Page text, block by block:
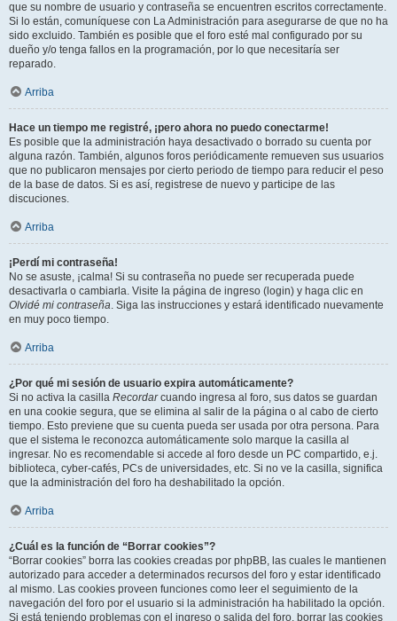
que su nombre de usuario y contraseña se encuentren escritos correctamente.
Si lo están, comuníquese con La Administración para asegurarse de que no ha
sido excluido. También es posible que el foro esté mal configurado por su
dueño y/o tenga fallos en la programación, por lo que necesitaría ser
reparado.
Arriba
Hace un tiempo me registré, ¡pero ahora no puedo conectarme!
Es posible que la administración haya desactivado o borrado su cuenta por
alguna razón. También, algunos foros periódicamente remueven sus usuarios
que no publicaron mensajes por cierto periodo de tiempo para reducir el peso
de la base de datos. Si es así, registrese de nuevo y participe de las
discuciones.
Arriba
¡Perdí mi contraseña!
No se asuste, ¡calma! Si su contraseña no puede ser recuperada puede
desactivarla o cambiarla. Visite la página de ingreso (login) y haga clic en
Olvidé mi contraseña. Siga las instrucciones y estará identificado nuevamente
en muy poco tiempo.
Arriba
¿Por qué mi sesión de usuario expira automáticamente?
Si no activa la casilla Recordarcuando ingresa al foro, sus datos se guardan
en una cookie segura, que se elimina al salir de la página o al cabo de cierto
tiempo. Esto previene que su cuenta pueda ser usada por otra persona. Para
que el sistema le reconozca automáticamente solo marque la casilla al
ingresar. No es recomendable si accede al foro desde un PC compartido, e.j.
biblioteca, cyber-cafés, PCs de universidades, etc. Si no ve la casilla, significa
que la administración del foro ha deshabilitado la opción.
Arriba
¿Cuál es la función de “Borrar cookies”?
“Borrar cookies” borra las cookies creadas por phpBB, las cuales le mantienen
autorizado para acceder a determinados recursos del foro y estar identificado
al mismo. Las cookies proveen funciones como leer el seguimiento de la
navegación del foro por el usuario si la administración ha habilitado la opción.
Si está teniendo problemas con el ingreso o salida del foro, borrar las cookies